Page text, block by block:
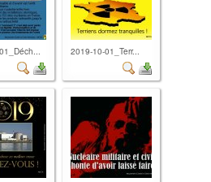
2019-10-01_Terr...